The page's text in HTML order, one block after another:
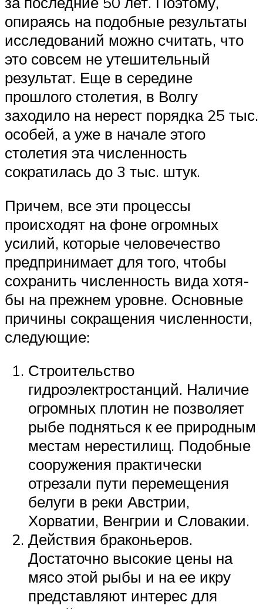
опираясь на подобные результаты
исследований можно считать, что
это совсем не утешительный
результат. Еще в середине
прошлого столетия, в Волгу
заходило на нерест порядка 25 тыс.
особей, а уже в начале этого
столетия эта численность
сократилась до 3 тыс. штук.
Причем, все эти процессы
происходят на фоне огромных
усилий, которые человечество
предпринимает для того, чтобы
сохранить численность вида хотя-
бы на прежнем уровне. Основные
причины сокращения численности,
следующие:
Строительство
гидроэлектростанций. Наличие
огромных плотин не позволяет
рыбе подняться к ее природным
местам нерестилищ. Подобные
сооружения практически
отрезали пути перемещения
белуги в реки Австрии,
Хорватии, Венгрии и Словакии.
Действия браконьеров.
Достаточно высокие цены на
мясо этой рыбы и на ее икру
представляют интерес для